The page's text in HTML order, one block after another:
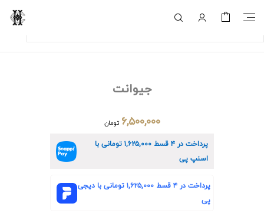
جیوانت
۶,۵۰۰,۰۰۰ تومان
پرداخت در ۴ قسط ۱,۶۲۵,۰۰۰تومانی با
اسنپ پی
پرداخت در ۴ قسط ۱,۶۲۵,۰۰۰تومانی با دیجی
پی